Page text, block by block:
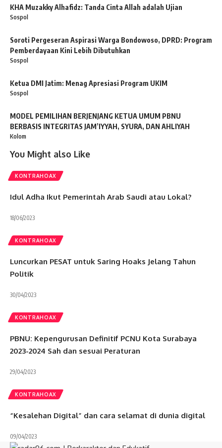
KHA Muzakky Alhafidz: Tanda Cinta Allah adalah Ujian
Sospol
Soroti Pergeseran Aspirasi Warga Bondowoso, DPRD: Program
Pemberdayaan Kini Lebih Dibutuhkan
Sospol
Ketua DMI Jatim: Menag Apresiasi Program UKIM
Sospol
MODEL PEMILIHAN BERJENJANG KETUA UMUM PBNU
BERBASIS INTEGRITAS JAM’IYYAH, SYURA, DAN AHLIYAH
Kolom
You Might also Like
KONTRAHOAX
Idul Adha Ikut Pemerintah Arab Saudi atau Lokal?
18/06/2023
KONTRAHOAX
Luncurkan PESAT untuk Saring Hoaks Jelang Tahun
Politik
30/04/2023
KONTRAHOAX
PBNU: Kepengurusan Definitif PCNU Kota Surabaya
2023-2024 Sah dan sesuai Peraturan
29/04/2023
KONTRAHOAX
“Kesalehan Digital” dan cara selamat di dunia digital
09/04/2023